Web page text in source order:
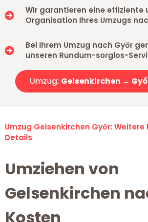
Wir garantieren eine effiziente
Organisation Ihres Umzugs
Bei Ihrem Umzug nach Győr
unseren Rundum-sorglos-
Umzug: Gelsenkirchen →
Umzug Gelsenkirchen Győr:
Details
Umziehen von
Gelsenkirchen
Kosten